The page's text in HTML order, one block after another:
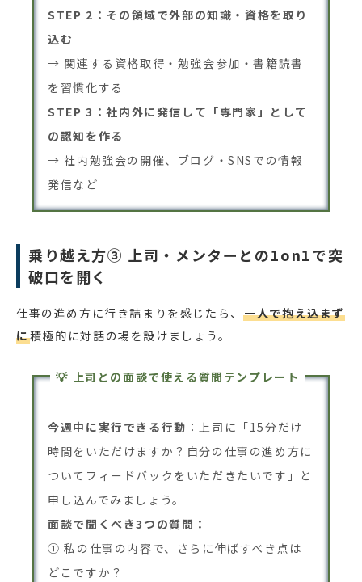
STEP 2：その領域で外部の知識・資格を取り
込む
→ 関連する資格取得・勉強会参加・書籍読書
を習慣化する
STEP 3：社内外に発信して「専門家」として
の認知を作る
→ 社内勉強会の開催、ブログ・SNSでの情報
発信など
乗り越え方③ 上司・メンターとの1on1で突
破口を開く
仕事の進め方に行き詰まりを感じたら、 一人で抱え込まず
に積極的に対話の場を設けましょう。
💡 上司との面談で使える質問テンプレート
今週中に実行できる行動 ：上司に「15分だけ
時間をいただけますか？自分の仕事の進め方に
ついてフィードバックをいただきたいです」と
申し込んでみましょう。
面談で聞くべき3つの質問：
① 私の仕事の内容で、さらに伸ばすべき点は
どこですか？